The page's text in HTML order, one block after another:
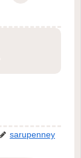
sarupenney